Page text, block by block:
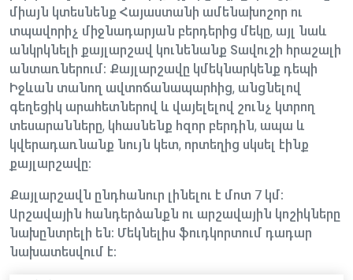
միայն կտեսնենք Հայաստանի ամենախոշոր ու
տպավորիչ միջնադարյան բերդերից մեկը, այլ նաև
անկրկնելի քայլարշավ կունենանք Տավուշի հրաշալի
անտառներում։ Քայլարշավը կմեկնարկենք դեպի
Իջևան տանող ավտոճանապարհից, անցնելով
գեղեցիկ արահետներով և վայելելով շունչ կտրող
տեսարանները, կհասնենք հզոր բերդին, ապա և
կվերադառնանք նույն կետ, որտեղից սկսել էինք
քայլարշավը։
Քայլարշավն ընդհանուր լինելու է մոտ 7 կմ։
Արշավային հանդերձանքն ու արշավային կոշիկները
նախընտրելի են։ Մեկնելիս ֆուդկորտում դադար
նախատեսվում է։